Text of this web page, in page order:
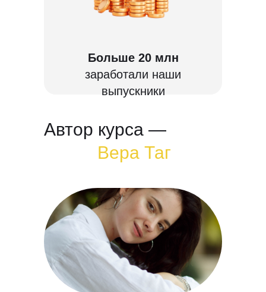
Больше 20 млн
заработали наши
выпускники
Автор курса —
Вера Таг
6 лет назад
основала веб-
и заработала
больше 33 млн
на создании
сайтов
основала веб-
студию
и заработала
больше 33 млн
на создании сайтов